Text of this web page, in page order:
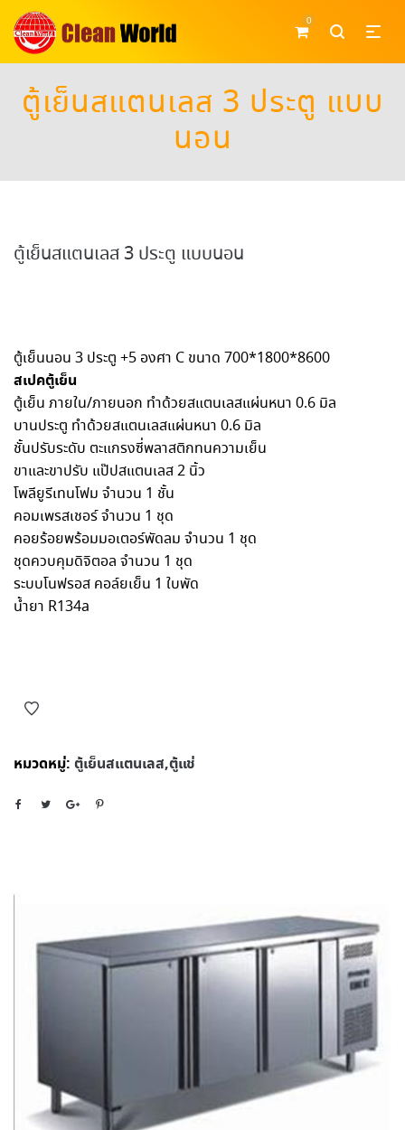
0
ตู้เย็นสแตนเลส 3 ประตู แบบ
นอน
ตู้เย็นสแตนเลส 3 ประตู แบบนอน
ตู้เย็นนอน 3 ประตู +5 องศา C ขนาด 700*1800*8600
สเปคตู้เย็น
ตู้เย็น ภายใน/ภายนอก ทำด้วยสแตนเลสแผ่นหนา 0.6 มิล
บานประตู ทำด้วยสแตนเลสแผ่นหนา 0.6 มิล
ชั้นปรับระดับ ตะแกรงซี่พลาสติกทนความเย็น
ขาและขาปรับ แป๊ปสแตนเลส 2 นิ้ว
โพลียูรีเทนโฟม จำนวน 1 ชั้น
คอมเพรสเชอร์ จำนวน 1 ชุด
คอยร้อยพร้อมมอเตอร์พัดลม จำนวน 1 ชุด
ชุดควบคุมดิจิตอล จำนวน 1 ชุด
ระบบโนฟรอส คอล์ยเย็น 1 ใบพัด
น้ำยา R134a
หมวดหมู่: ตู้เย็นสแตนเลส,ตู้แช่